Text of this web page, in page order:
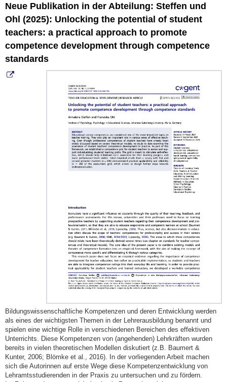
Neue Publikation in der Abteilung: Steffen und
Ohl (2025): Unlocking the potential of student
teachers: a practical approach to promote
competence development through competence
standards
Bildungswissenschaftliche Kompetenzen und deren Entwicklung werden
als eines der wichtigsten Themen in der Lehrerausbildung benannt und
spielen eine wichtige Rolle in verschiedenen Bereichen des effektiven
Unterrichts. Diese Kompetenzen von (angehenden) Lehrkräften wurden
bereits in vielen theoretischen Modellen diskutiert (z.B. Baumert &
Kunter, 2006; Blömke et al., 2016). In der vorliegenden Arbeit machen
sich die Autorinnen auf erste Wege diese Kompetenzentwicklung von
Lehramtsstudierenden in der Praxis zu untersuchen und zu fördern.